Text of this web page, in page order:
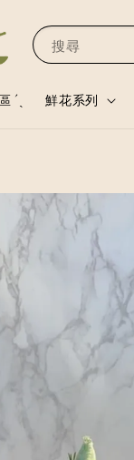
搜尋
´ˎ 鮮花系列